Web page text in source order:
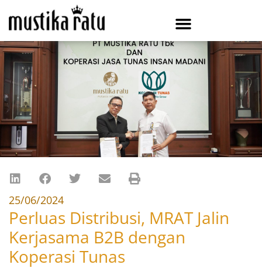
25/06/2024
Perluas Distribusi, MRAT Jalin
Kerjasama B2B dengan
Koperasi Tunas